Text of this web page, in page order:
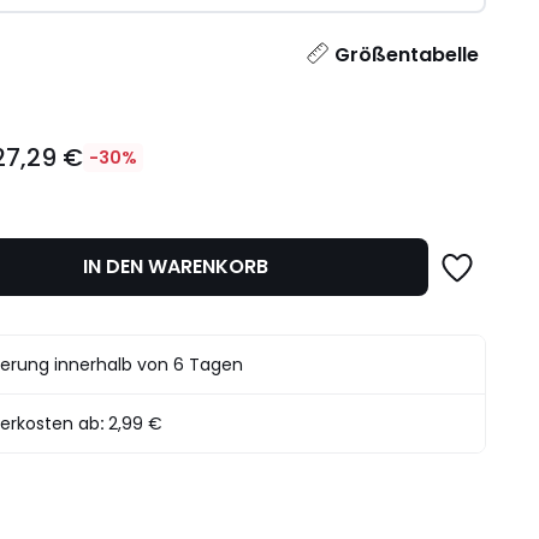
Größentabelle
€ -30%
IN DEN WARENKORB
innerhalb von 6 Tagen
ab:2,99 €